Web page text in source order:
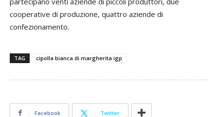
cooperative di produzione, quattro aziende di
confezionamento.
TAG cipolla bianca di margherita igp
Facebook Twitter